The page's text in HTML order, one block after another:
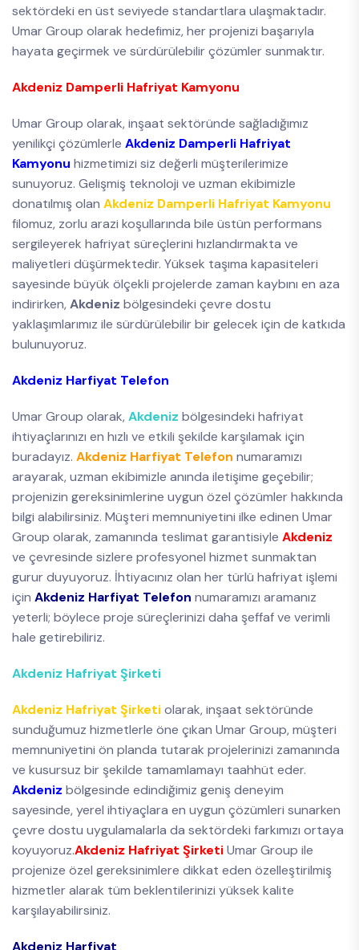
sektördeki en üst seviyede standartlara ulaşmaktadır.
Umar Group olarak hedefimiz, her projenizi başarıyla
hayata geçirmek ve sürdürülebilir çözümler sunmaktır.
Akdeniz Damperli Hafriyat Kamyonu
Umar Group olarak, inşaat sektöründe sağladığımız
yenilikçi çözümlerle Akdeniz Damperli Hafriyat
Kamyonu hizmetimizi siz değerli müşterilerimize
sunuyoruz. Gelişmiş teknoloji ve uzman ekibimizle
donatılmış olan Akdeniz Damperli Hafriyat Kamyonu
filomuz, zorlu arazi koşullarında bile üstün performans
sergileyerek hafriyat süreçlerini hızlandırmakta ve
maliyetleri düşürmektedir. Yüksek taşıma kapasiteleri
sayesinde büyük ölçekli projelerde zaman kaybını en aza
indirirken, Akdeniz bölgesindeki çevre dostu
yaklaşımlarımız ile sürdürülebilir bir gelecek için de katkıda
bulunuyoruz.
Akdeniz Harfiyat Telefon
Umar Group olarak, Akdeniz bölgesindeki hafriyat
ihtiyaçlarınızı en hızlı ve etkili şekilde karşılamak için
buradayız. Akdeniz Harfiyat Telefon numaramızı
arayarak, uzman ekibimizle anında iletişime geçebilir;
projenizin gereksinimlerine uygun özel çözümler hakkında
bilgi alabilirsiniz. Müşteri memnuniyetini ilke edinen Umar
Group olarak, zamanında teslimat garantisiyle Akdeniz
ve çevresinde sizlere profesyonel hizmet sunmaktan
gurur duyuyoruz. İhtiyacınız olan her türlü hafriyat işlemi
için Akdeniz Harfiyat Telefon numaramızı aramanız
yeterli; böylece proje süreçlerinizi daha şeffaf ve verimli
hale getirebiliriz.
Akdeniz Hafriyat Şirketi
Akdeniz Hafriyat Şirketiolarak, inşaat sektöründe
sunduğumuz hizmetlerle öne çıkan Umar Group, müşteri
memnuniyetini ön planda tutarak projelerinizi zamanında
ve kusursuz bir şekilde tamamlamayı taahhüt eder.
Akdeniz bölgesinde edindiğimiz geniş deneyim
sayesinde, yerel ihtiyaçlara en uygun çözümleri sunarken
çevre dostu uygulamalarla da sektördeki farkımızı ortaya
koyuyoruz.Akdeniz Hafriyat ŞirketiUmar Group ile
projenize özel gereksinimlere dikkat eden özelleştirilmiş
hizmetler alarak tüm beklentilerinizi yüksek kalite
karşılayabilirsiniz.
Akdeniz Harfiyat